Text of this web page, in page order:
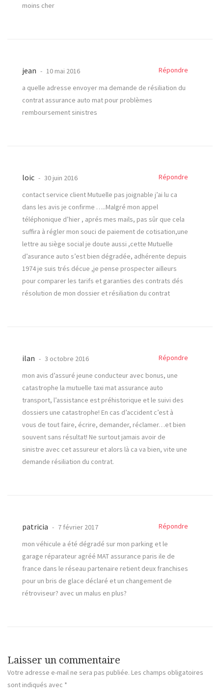
moins cher
jean 10 mai 2016
Répondre
a quelle adresse envoyer ma demande de résiliation du
contrat assurance auto mat pour problèmes
remboursement sinistres
loic 30 juin 2016
Répondre
contact service client Mutuelle pas joignable j’ai lu ca
dans les avis je confirme …..Malgré mon appel
téléphonique d’hier , aprés mes mails, pas sûr que cela
suffira à régler mon souci de paiement de cotisation,une
lettre au siège social je doute aussi ,cette Mutuelle
d’asurance auto s’est bien dégradée, adhérente depuis
1974 je suis trés décue ,je pense prospecter ailleurs
pour comparer les tarifs et garanties des contrats dés
résolution de mon dossier et résiliation du contrat
ilan 3 octobre 2016
Répondre
mon avis d’assuré jeune conducteur avec bonus, une
catastrophe la mutuelle taxi mat assurance auto
transport, l’assistance est préhistorique et le suivi des
dossiers une catastrophe! En cas d’accident c’est à
vous de tout faire, écrire, demander, réclamer…et bien
souvent sans résultat! Ne surtout jamais avoir de
sinistre avec cet assureur et alors là ca va bien, vite une
demande résiliation du contrat.
patricia 7 février 2017
Répondre
mon véhicule a été dégradé sur mon parking et le
garage réparateur agréé MAT assurance paris ile de
france dans le réseau partenaire retient deux franchises
pour un bris de glace déclaré et un changement de
rétroviseur? avec un malus en plus?
Laisser un commentaire
Votre adresse e-mail ne sera pas publiée. Les champs obligatoires
sont indiqués avec *